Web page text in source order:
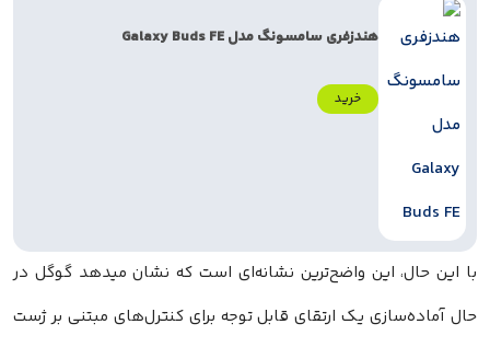
هندزفری سامسونگ مدل Galaxy Buds FE
خرید
با این حال، این واضح‌ترین نشانه‌ای است که نشان میدهد گوگل در
حال آماده‌سازی یک ارتقای قابل توجه برای کنترل‌های مبتنی بر ژست